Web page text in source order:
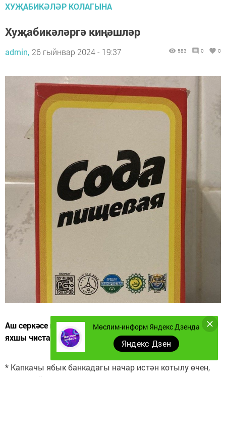
ХУҖАБИКӘЛӘР КОЛАГЫНА
Хуҗабикәләргә киңәшләр
admin, 26 гыйнвар 2024 - 19:37 583 0 0
Аш серкәсе һәм чәй содасы тыгылган торбаларны
яхшы чистарта.
* Капкачы ябык банкадагы начар истән котылу өчен,
аны 1 чәй кашыгы коры гәрчич кушылган җылы су
Мөслим-информ Яндекс Дзенда
Яндекс Дзен